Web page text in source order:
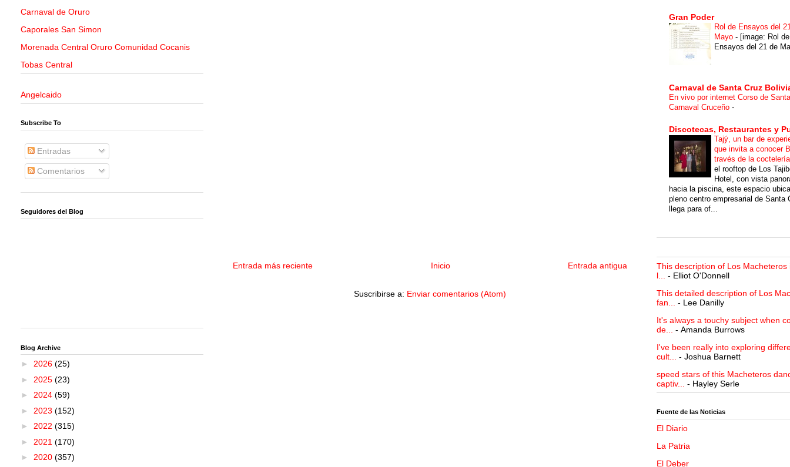
Entrada más reciente Entrada antigua
Inicio
Suscribirse a: Enviar comentarios (Atom)
Carnaval de Oruro
Caporales San Simon
Morenada Central Oruro Comunidad Cocanis
Tobas Central
Angelcaido
Subscribe To
Entradas
Comentarios
Seguidores del Blog
Blog Archive
► 2026 (25)
► 2025 (23)
► 2024 (59)
► 2023 (152)
► 2022 (315)
► 2021 (170)
► 2020 (357)
Gran Poder
Rol de Ensayos del
Mayo - [image: Rol de
Ensayos del 21 de
Carnaval de Santa Cruz
En vivo por internet Corso de
Carnaval Cruceño -
Discotecas, Restaurantes y
Tajý, un bar de
que invita a conocer
través de la
el rooftop de Los
Hotel, con vista
hacia la piscina, este espacio
pleno centro empresarial de Santa
llega para of...
This description of Los Macheteros
l...
- Elliot O'Donnell
This detailed description of Los
fan...
- Lee Danilly
It's always a touchy subject when
de...
- Amanda Burrows
I've been really into exploring
cult...
- Joshua Barnett
speed stars of this Macheteros
captiv...
- Hayley Serle
Fuente de las Noticias
El Diario
La Patria
El Deber